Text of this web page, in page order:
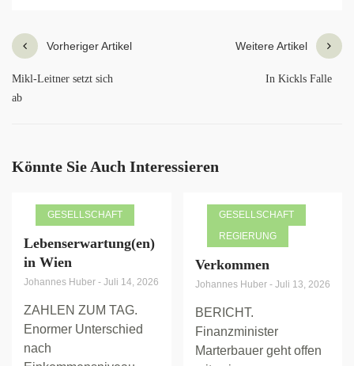
Vorheriger Artikel
Mikl-Leitner setzt sich
ab
Weitere Artikel
In Kickls Falle
Könnte Sie Auch Interessieren
GESELLSCHAFT
Lebenserwartung(en)
in Wien
Johannes Huber - Juli 14, 2026
ZAHLEN ZUM TAG.
Enormer Unterschied
nach
GESELLSCHAFT
REGIERUNG
Verkommen
Johannes Huber - Juli 13, 2026
BERICHT.
Finanzminister
Marterbauer geht offen